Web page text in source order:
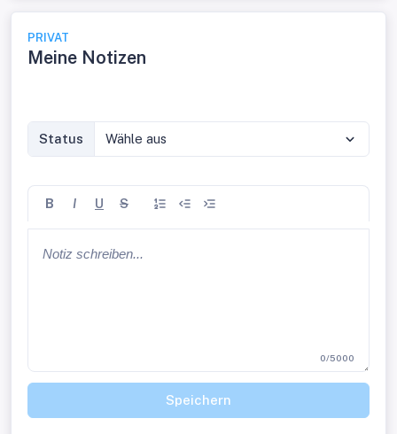
PRIVAT
Meine Notizen
Status Wähle aus
B I U S
0/5000
Speichern